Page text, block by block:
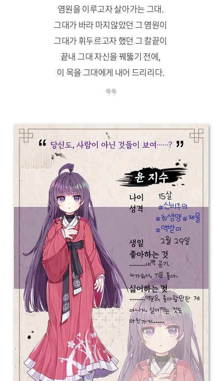
염원을 이루고자 살아가는 그대.
그대가 바라 마지않았던 그 염원이
그대가 휘두르고자 했던 그 칼끝이
끝내 그대 자신을 꿰뚫기 전에,
이 목을 그대에게 내어 드리리다.